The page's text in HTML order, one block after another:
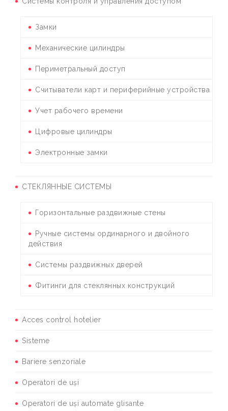
Замки
Механические цилиндры
Периметральный доступ
Считыватели карт и периферийные устройства
Учет рабочего времени
Цифровые цилиндры
Электронные замки
СТЕКЛЯННЫЕ СИСТЕМЫ
Горизонтальные раздвижные стены
Ручные системы ординарного и двойного
действия
Системы раздвижных дверей
Фитинги для стеклянных конструкций
Acces control hotelier
Sisteme
Bariere senzoriale
Operatori de uși
Operatori de uși automate glisante